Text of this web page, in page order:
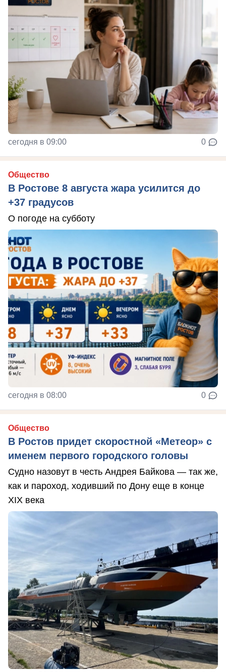
сегодня в 09:00 0
Общество
В Ростове 8 августа жара усилится до
+37 градусов
О погоде на субботу
сегодня в 08:00 0
Общество
В Ростов придет скоростной «Метеор» с
именем первого городского головы
Судно назовут в честь Андрея Байкова — так же,
как и пароход, ходивший по Дону еще в конце
XIX века